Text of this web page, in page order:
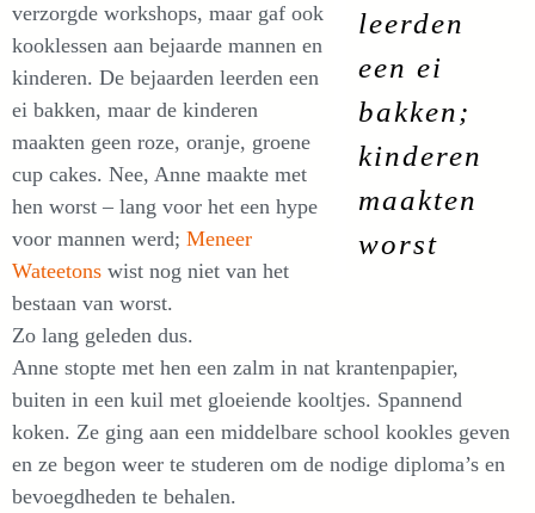
leerden
een ei
bakken;
kinderen
maakten
worst
verzorgde workshops, maar gaf ook
kooklessen aan bejaarde mannen en
kinderen. De bejaarden leerden een
ei bakken, maar de kinderen
maakten geen roze, oranje, groene
cup cakes. Nee, Anne maakte met
hen worst – lang voor het een hype
voor mannen werd; Meneer
Wateetons wist nog niet van het
bestaan van worst.
Zo lang geleden dus.
Anne stopte met hen een zalm in nat krantenpapier,
buiten in een kuil met gloeiende kooltjes. Spannend
koken. Ze ging aan een middelbare school kookles geven
en ze begon weer te studeren om de nodige diploma’s en
bevoegdheden te behalen.